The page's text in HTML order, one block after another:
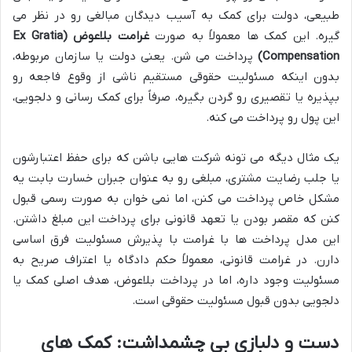
طبیعی، دولت برای کمک به آسیب دیدگان مبالغی رو در نظر می
گیره. این کمک ها معمولاً به صورت
غرامت بلاعوض (Ex Gratia
Compensation)
پرداخت می شن. یعنی دولت یا سازمان مربوطه،
بدون اینکه مسئولیت حقوقی مستقیم ناشی از وقوع فاجعه رو
بپذیره یا تقصیری رو گردن بگیره، صرفاً برای کمک رسانی و دلجویی،
این پول رو پرداخت می کنه.
یک مثال دیگه می تونه شرکت هایی باشن که برای حفظ اعتبارشون
یا جلب رضایت مشتری، مبلغی رو به عنوان جبران خسارت بابت یه
مشکل خاص پرداخت می کنن، اما نمی خوان به صورت رسمی قبول
کنن که مقصر بودن یا تعهد قانونی برای پرداخت این مبلغ داشتن.
این مدل پرداخت ها با غرامت با پذیرش مسئولیت فرق اساسی
دارن. در غرامت قانونی، معمولاً حکم دادگاه یا اعتراف صریح به
مسئولیت وجود داره، اما در پرداخت بلاعوض، هدف اصلی کمک یا
دلجویی بدون قبول مسئولیت حقوقی است.
دست و دلبازی بی چشمداشت: کمک های